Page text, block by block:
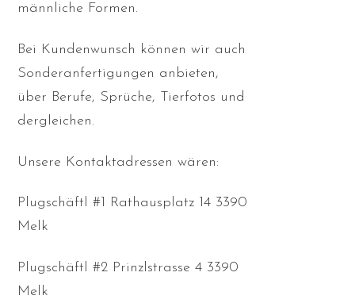
männliche Formen.
Bei Kundenwunsch können wir auch
Sonderanfertigungen anbieten,
über Berufe, Sprüche, Tierfotos und
dergleichen.
Unsere Kontaktadressen wären:
Plugschäftl #1 Rathausplatz 14 3390
Melk
Plugschäftl #2 Prinzlstrasse 4 3390
Melk